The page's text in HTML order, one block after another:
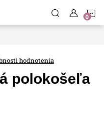
hodnotenia
polokošeľa